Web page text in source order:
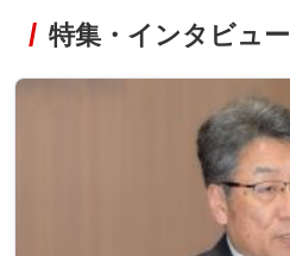
特集・インタビュー